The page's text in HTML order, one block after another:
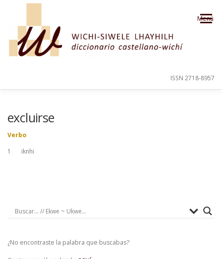
Saltar al contenido
Menú
ISSN 2718-8957
excluirse
Verbo
1 iknhi
¿No encontraste la palabra que buscabas?